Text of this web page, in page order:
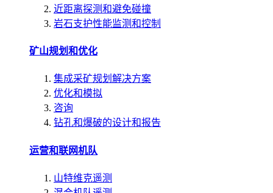
近距离探测和避免碰撞
岩石支护性能监测和控制
矿山规划和优化
集成采矿规划解决方案
优化和模拟
咨询
钻孔和爆破的设计和报告
运营和联网机队
山特维克遥测